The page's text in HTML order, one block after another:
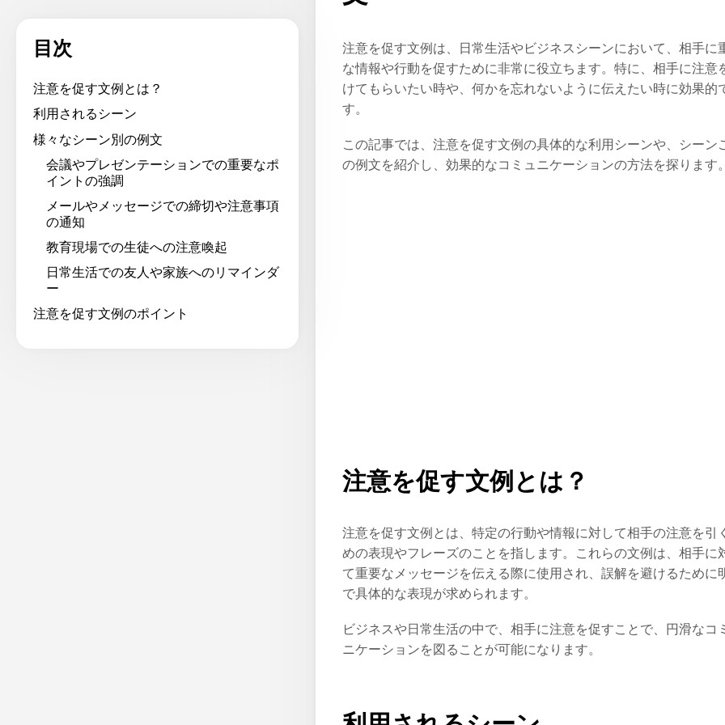
目次
注意を促す文例とは？
利用されるシーン
様々なシーン別の例文
会議やプレゼンテーションでの重要なポ
イントの強調
メールやメッセージでの締切や注意事項
の通知
教育現場での生徒への注意喚起
日常生活での友人や家族へのリマインダ
ー
注意を促す文例のポイント
注意を促す文例は、日常生活やビジネスシーンにおいて、相手に
な情報や行動を促すために非常に役立ちます。特に、相手に注意
けてもらいたい時や、何かを忘れないように伝えたい時に効果的
す。
この記事では、注意を促す文例の具体的な利用シーンや、シーン
の例文を紹介し、効果的なコミュニケーションの方法を探ります。
注意を促す文例とは？
注意を促す文例とは、特定の行動や情報に対して相手の注意を引
めの表現やフレーズのことを指します。これらの文例は、相手に
て重要なメッセージを伝える際に使用され、誤解を避けるために
で具体的な表現が求められます。
ビジネスや日常生活の中で、相手に注意を促すことで、円滑なコ
ニケーションを図ることが可能になります。